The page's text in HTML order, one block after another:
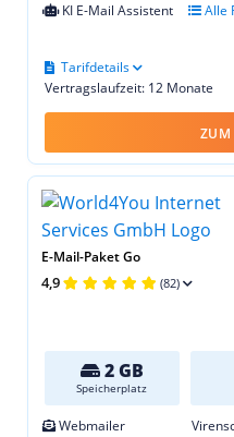
KI E-Mail Assistent
Alle
Vertragslaufzeit: 12 Monate
Tarifdetails
ZUM
E-Mail-Paket Go
4,9 (82)
2 GB
Speicherplatz
Webmailer